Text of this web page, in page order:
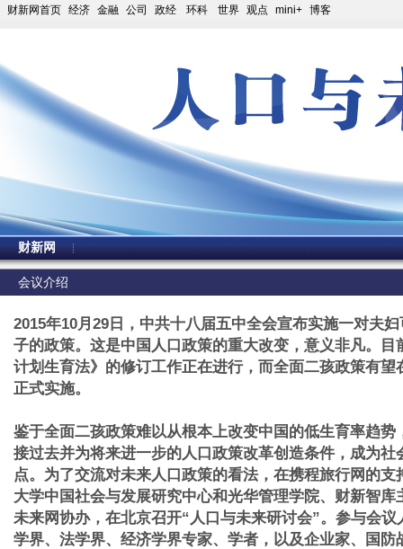
财新网首页 经济 金融 公司 政经 环科 世界 观点 mini+ 博客
财新网
会议介绍
2015年10月29日，中共十八届五中全会宣布实施一对夫
子的政策。这是中国人口政策的重大改变，意义非凡。目
计划生育法》的修订工作正在进行，而全面二孩政策有望
正式实施。
鉴于全面二孩政策难以从根本上改变中国的低生育率趋势
接过去并为将来进一步的人口政策改革创造条件，成为社
点。为了交流对未来人口政策的看法，在携程旅行网的支
大学中国社会与发展研究中心和光华管理学院、财新智库
未来网协办，在北京召开“人口与未来研讨会”。参与会议
学界、法学界、经济学界专家、学者，以及企业家、国防